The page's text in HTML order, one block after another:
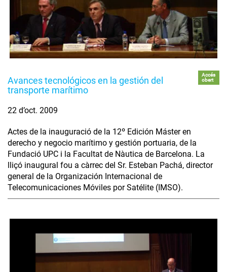
Avances tecnológicos en la gestión del
transporte marítimo
Accés
obert
22 d’oct. 2009
Actes de la inauguració de la 12º Edición Máster en
derecho y negocio marítimo y gestión portuaria, de la
Fundació UPC i la Facultat de Nàutica de Barcelona. La
lliçó inaugural fou a càrrec del Sr. Esteban Pachá, director
general de la Organización Internacional de
Telecomunicaciones Móviles por Satélite (IMSO).